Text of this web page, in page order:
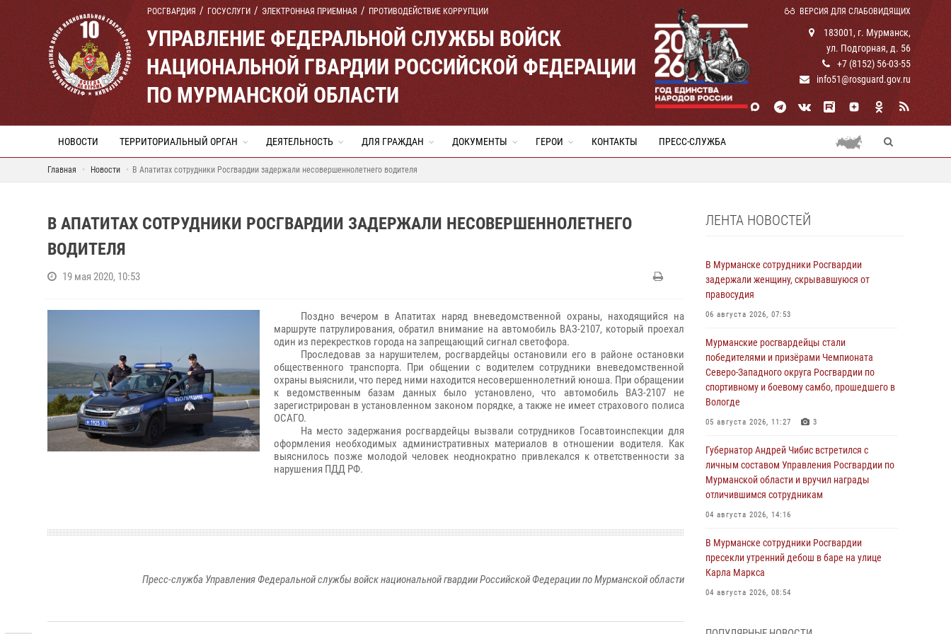
РОСГВАРДИЯ ГОСУСЛУГИ ЭЛЕКТРОННАЯ ПРИЕМНАЯ ПРОТИВОДЕЙСТВИЕ КОРРУПЦИИ ВЕРСИЯ ДЛЯ СЛАБОВИДЯЩИХ
УПРАВЛЕНИЕ ФЕДЕРАЛЬНОЙ СЛУЖБЫ ВОЙСК
НАЦИОНАЛЬНОЙ ГВАРДИИ РОССИЙСКОЙ ФЕДЕРАЦИИ
ПО МУРМАНСКОЙ ОБЛАСТИ
183001, г. Мурманск,
ул. Подгорная, д. 56
+7 (8152) 56-03-55
info51@rosguard.gov.ru
НОВОСТИ ТЕРРИТОРИАЛЬНЫЙ ОРГАН ДЕЯТЕЛЬНОСТЬ ДЛЯ ГРАЖДАН ДОКУМЕНТЫ ГЕРОИ КОНТАКТЫ ПРЕСС-СЛУЖБА
Главная Новости В Апатитах сотрудники Росгвардии задержали несовершеннолетнего водителя
В АПАТИТАХ СОТРУДНИКИ РОСГВАРДИИ ЗАДЕРЖАЛИ НЕСОВЕРШЕННОЛЕТНЕГО
ВОДИТЕЛЯ
19 мая 2020, 10:53
Поздно вечером в Апатитах наряд вневедомственной охраны, находящийся на
маршруте патрулирования, обратил внимание на автомобиль ВАЗ-2107, который проехал
один из перекрестков города на запрещающий сигнал светофора.
Проследовав за нарушителем, росгвардейцы остановили его в районе остановки
общественного транспорта. При общении с водителем сотрудники вневедомственной
охраны выяснили, что перед ними находится несовершеннолетний юноша. При обращении
к ведомственным базам данных было установлено, что автомобиль ВАЗ-2107 не
зарегистрирован в установленном законом порядке, а также не имеет страхового полиса
ОСАГО.
На место задержания росгвардейцы вызвали сотрудников Госавтоинспекции для
оформления необходимых административных материалов в отношении водителя. Как
выяснилось позже молодой человек неоднократно привлекался к ответственности за
нарушения ПДД РФ.
Пресс-служба Управления Федеральной службы войск национальной гвардии Российской Федерации по Мурманской области
ЛЕНТА НОВОСТЕЙ
В Мурманске сотрудники Росгвардии
задержали женщину, скрывавшуюся от
правосудия
06 августа 2026, 07:53
Мурманские росгвардейцы стали
победителями и призёрами Чемпионата
Северо-Западного округа Росгвардии по
спортивному и боевому самбо, прошедшего в
Вологде
05 августа 2026, 11:27 3
Губернатор Андрей Чибис встретился с
личным составом Управления Росгвардии по
Мурманской области и вручил награды
отличившимся сотрудникам
04 августа 2026, 14:16
В Мурманске сотрудники Росгвардии
пресекли утренний дебош в баре на улице
Карла Маркса
04 августа 2026, 08:54